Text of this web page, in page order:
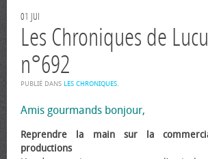
01 JUI
Les Chroniques de
n°692
PUBLIÉ DANS LES CHRONIQUES.
Amis gourmands bonjour,
Reprendre la main sur la
productions